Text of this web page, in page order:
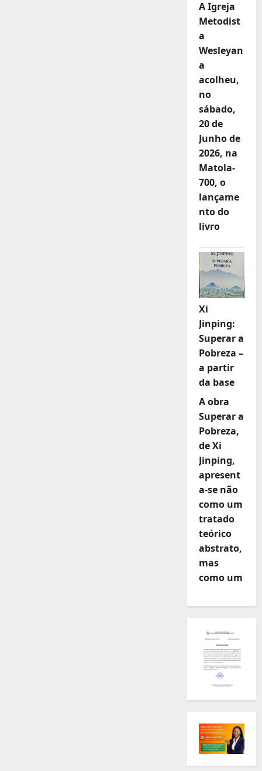
A Igreja
Metodist
a
Wesleyan
a
acolheu,
no
sábado,
20 de
Junho de
2026, na
Matola-
700, o
lançame
nto do
livro
Xi
Jinping:
Superar a
Pobreza –
a partir
da base
A obra
Superar a
Pobreza,
de Xi
Jinping,
apresent
a-se não
como um
tratado
teórico
abstrato,
mas
como um